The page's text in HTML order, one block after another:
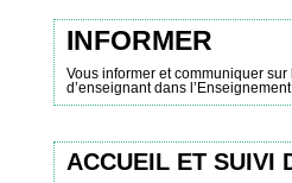
INFORMER
Vous informer et communiquer sur
d’enseignant dans
ACCUEIL ET SUIVI